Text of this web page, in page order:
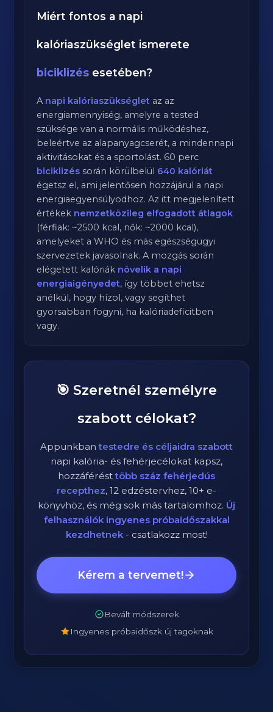
Miért fontos a napi
kalóriaszükséglet ismerete
biciklizés esetében?
A napi kalóriaszükséglet az az
energiamennyiség, amelyre a tested
szüksége van a normális működéshez,
beleértve az alapanyagcserét, a mindennapi
aktivitásokat és a sportolást. 60 perc
biciklizés során körülbelül 640 kalóriát
égetsz el, ami jelentősen hozzájárul a napi
energiaegyensúlyodhoz. Az itt megjelenített
értékek nemzetközileg elfogadott átlagok
(férfiak: ~2500 kcal, nők: ~2000 kcal),
amelyeket a WHO és más egészségügyi
szervezetek javasolnak. A mozgás során
elégetett kalóriák növelik a napi
energiaigényedet, így többet ehetsz
anélkül, hogy hízol, vagy segíthet
gyorsabban fogyni, ha kalóriadeficitben
vagy.
🎯 Szeretnél személyre
szabott célokat?
Appunkbantestedre és céljaidra szabott
napi kalória- és fehérjecélokat kapsz,
hozzáférésttöbb száz fehérjedús
recepthez, 12 edzéstervhez, 10+ e-
könyvhöz, és még sok más tartalomhoz. Új
felhasználók ingyenes próbaidőszakkal
kezdhetnek- csatlakozz most!
Kérem a tervemet!
Bevált módszerek
Ingyenes próbaidőszk új tagoknak